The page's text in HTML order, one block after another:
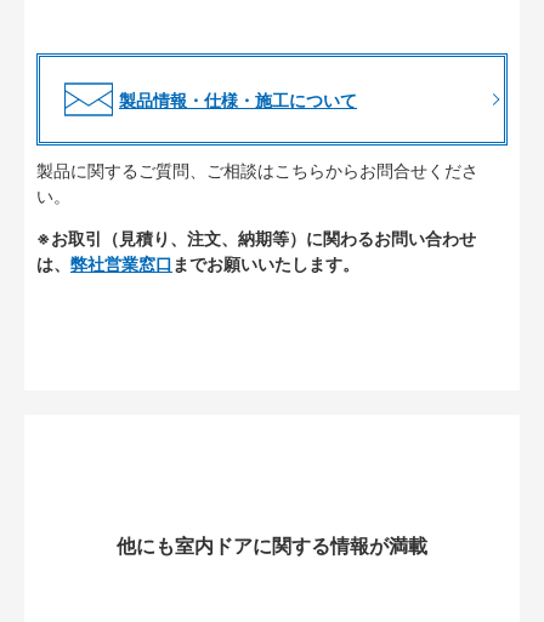
製品情報・仕様・施工について
製品に関するご質問、ご相談はこちらからお問合せくださ
い。
※お取引（見積り、注文、納期等）に関わるお問い合わせ
は、 弊社営業窓口 までお願いいたします。
他にも室内ドアに関する情報が満載